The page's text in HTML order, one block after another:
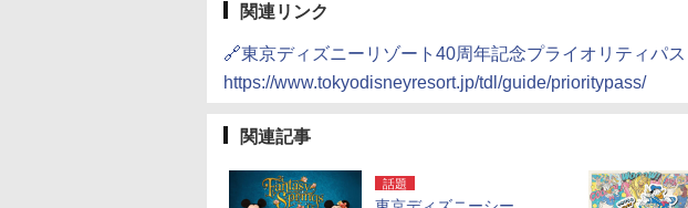
関連リンク
🔗東京ディズニーリゾート40周年記念プライオリティパス
https://www.tokyodisneyresort.jp/tdl/guide/prioritypass/
関連記事
話題